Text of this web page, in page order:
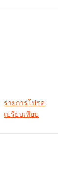
รายการโปรด
เปรียบเทียบ